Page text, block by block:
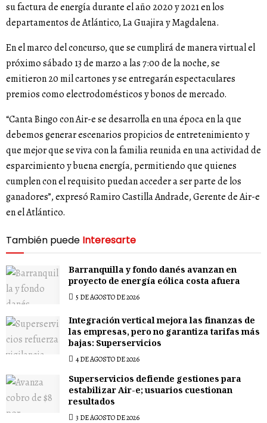
su factura de energía durante el año 2020 y 2021 en los
departamentos de Atlántico, La Guajira y Magdalena.
En el marco del concurso, que se cumplirá de manera virtual el
próximo sábado 13 de marzo a las 7:00 de la noche, se
emitieron 20 mil cartones y se entregarán espectaculares
premios como electrodomésticos y bonos de mercado.
“Canta Bingo con Air-e se desarrolla en una época en la que
debemos generar escenarios propicios de entretenimiento y
que mejor que se viva con la familia reunida en una actividad de
esparcimiento y buena energía, permitiendo que quienes
cumplen con el requisito puedan acceder a ser parte de los
ganadores”, expresó Ramiro Castilla Andrade, Gerente de Air-e
en el Atlántico.
También puede Interesarte
Barranquilla y fondo danés avanzan en
proyecto de energía eólica costa afuera
5 DE AGOSTO DE 2026
Integración vertical mejora las finanzas de
las empresas, pero no garantiza tarifas más
bajas: Superservicios
4 DE AGOSTO DE 2026
Superservicios defiende gestiones para
estabilizar Air-e; usuarios cuestionan
resultados
3 DE AGOSTO DE 2026